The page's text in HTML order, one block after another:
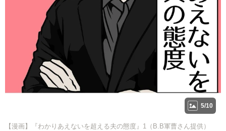
5/10
【漫画】『わかりあえないを超える夫の態度』1（B.B軍曹さん提供）